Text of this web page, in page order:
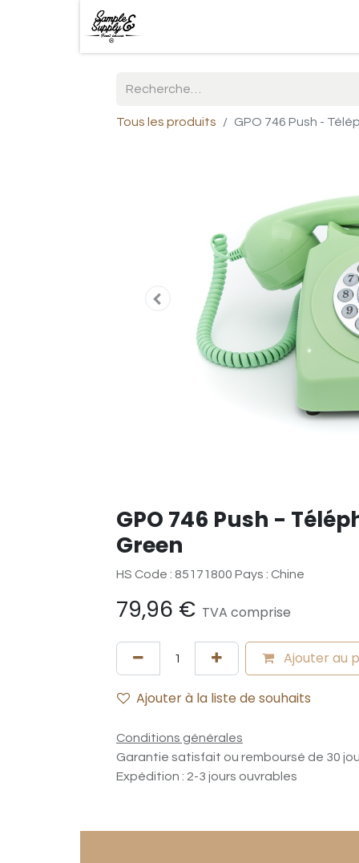
Tous les produits GPO 746 Push -
GPO 746 Push -
Green
HS Code : 85171800 Pays : Chine
79,96 € TVA comprise
Ajouter au
Ajouter à la liste de souhaits
Conditions générales
Garantie satisfait ou remboursé de 30
Expédition : 2-3 jours ouvrables